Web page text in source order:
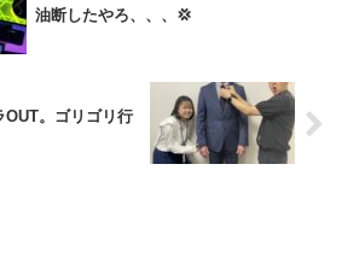
油断したやろ、、、💢
OUT。ゴリゴリ行